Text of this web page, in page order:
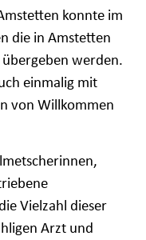
konnte im
die in Amstetten
werden.
einmalig mit
von Willkommen
Vielzahl dieser
Arzt und